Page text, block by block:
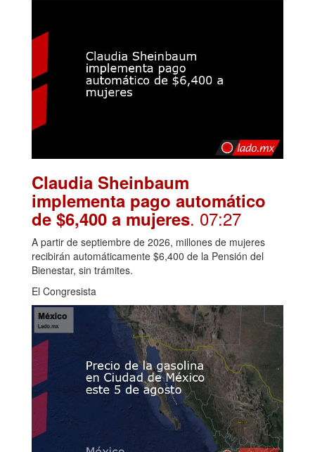
Claudia Sheinbaum
implementa pago automático
de $6,400 a mujeres. 07:27
A partir de septiembre de 2026, millones de mujeres
recibirán automáticamente $6,400 de la Pensión del
Bienestar, sin trámites.
El Congresista